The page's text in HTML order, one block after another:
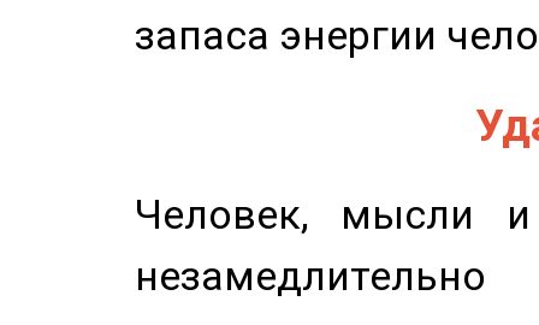
запаса энергии
Человек, мысли и